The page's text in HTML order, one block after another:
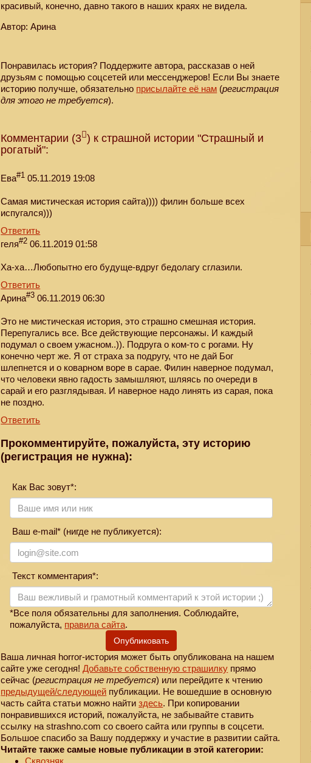
красивый, конечно, давно такого в наших краях не видела.
Автор: Арина
Понравилась история? Поддержите автора, рассказав о ней
друзьям с помощью соцсетей или мессенджеров! Если Вы знаете
историю получше, обязательно присылайте её нам (регистрация
для этого не требуется).
Комментарии (3 ) к страшной истории "Страшный и
рогатый":
Ева#1 05.11.2019 19:08
Самая мистическая история сайта)))) филин больше всех
испугался)))
Ответить
геля#2 06.11.2019 01:58
Ха-ха…Любопытно его будуще-вдруг бедолагу сглазили.
Ответить
Арина#3 06.11.2019 06:30
Это не мистическая история, это страшно смешная история.
Перепугались все. Все действующие персонажы. И каждый
подумал о своем ужасном..)). Подруга о ком-то с рогами. Ну
конечно черт же. Я от страха за подругу, что не дай Бог
шлепнется и о коварном воре в сарае. Филин наверное подумал,
что человеки явно гадость замышляют, шляясь по очереди в
сарай и его разглядывая. И наверное надо линять из сарая, пока
не поздно.
Ответить
Прокомментируйте, пожалуйста, эту историю
(регистрация не нужна):
Как Вас зовут*:
Ваш e-mail* (нигде не публикуется):
Текст комментария*:
*Все поля обязательны для заполнения. Соблюдайте,
пожалуйста, правила сайта.
Опубликовать
Ваша личная horror-история может быть опубликована на нашем
сайте уже сегодня!Добавьте собственную страшилку прямо
сейчас (регистрация не требуется) или перейдите к чтению
предыдущей/следующей публикации. Не вошедшие в основную
часть сайта статьи можно найтиздесь. При копировании
понравившихся историй, пожалуйста, не забывайте ставить
ссылку на strashno.com со своего сайта или группы в соцсети.
Большое спасибо за Вашу поддержку и участие в развитии сайта.
Читайте также самые новые публикации в этой категории: